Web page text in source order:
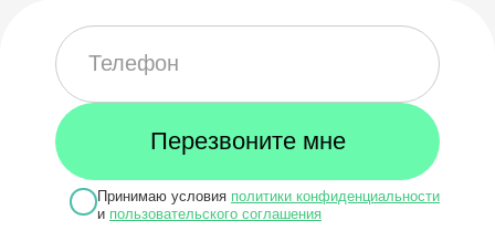
Принимаю условия политики конфиденциальности
и пользовательского соглашения